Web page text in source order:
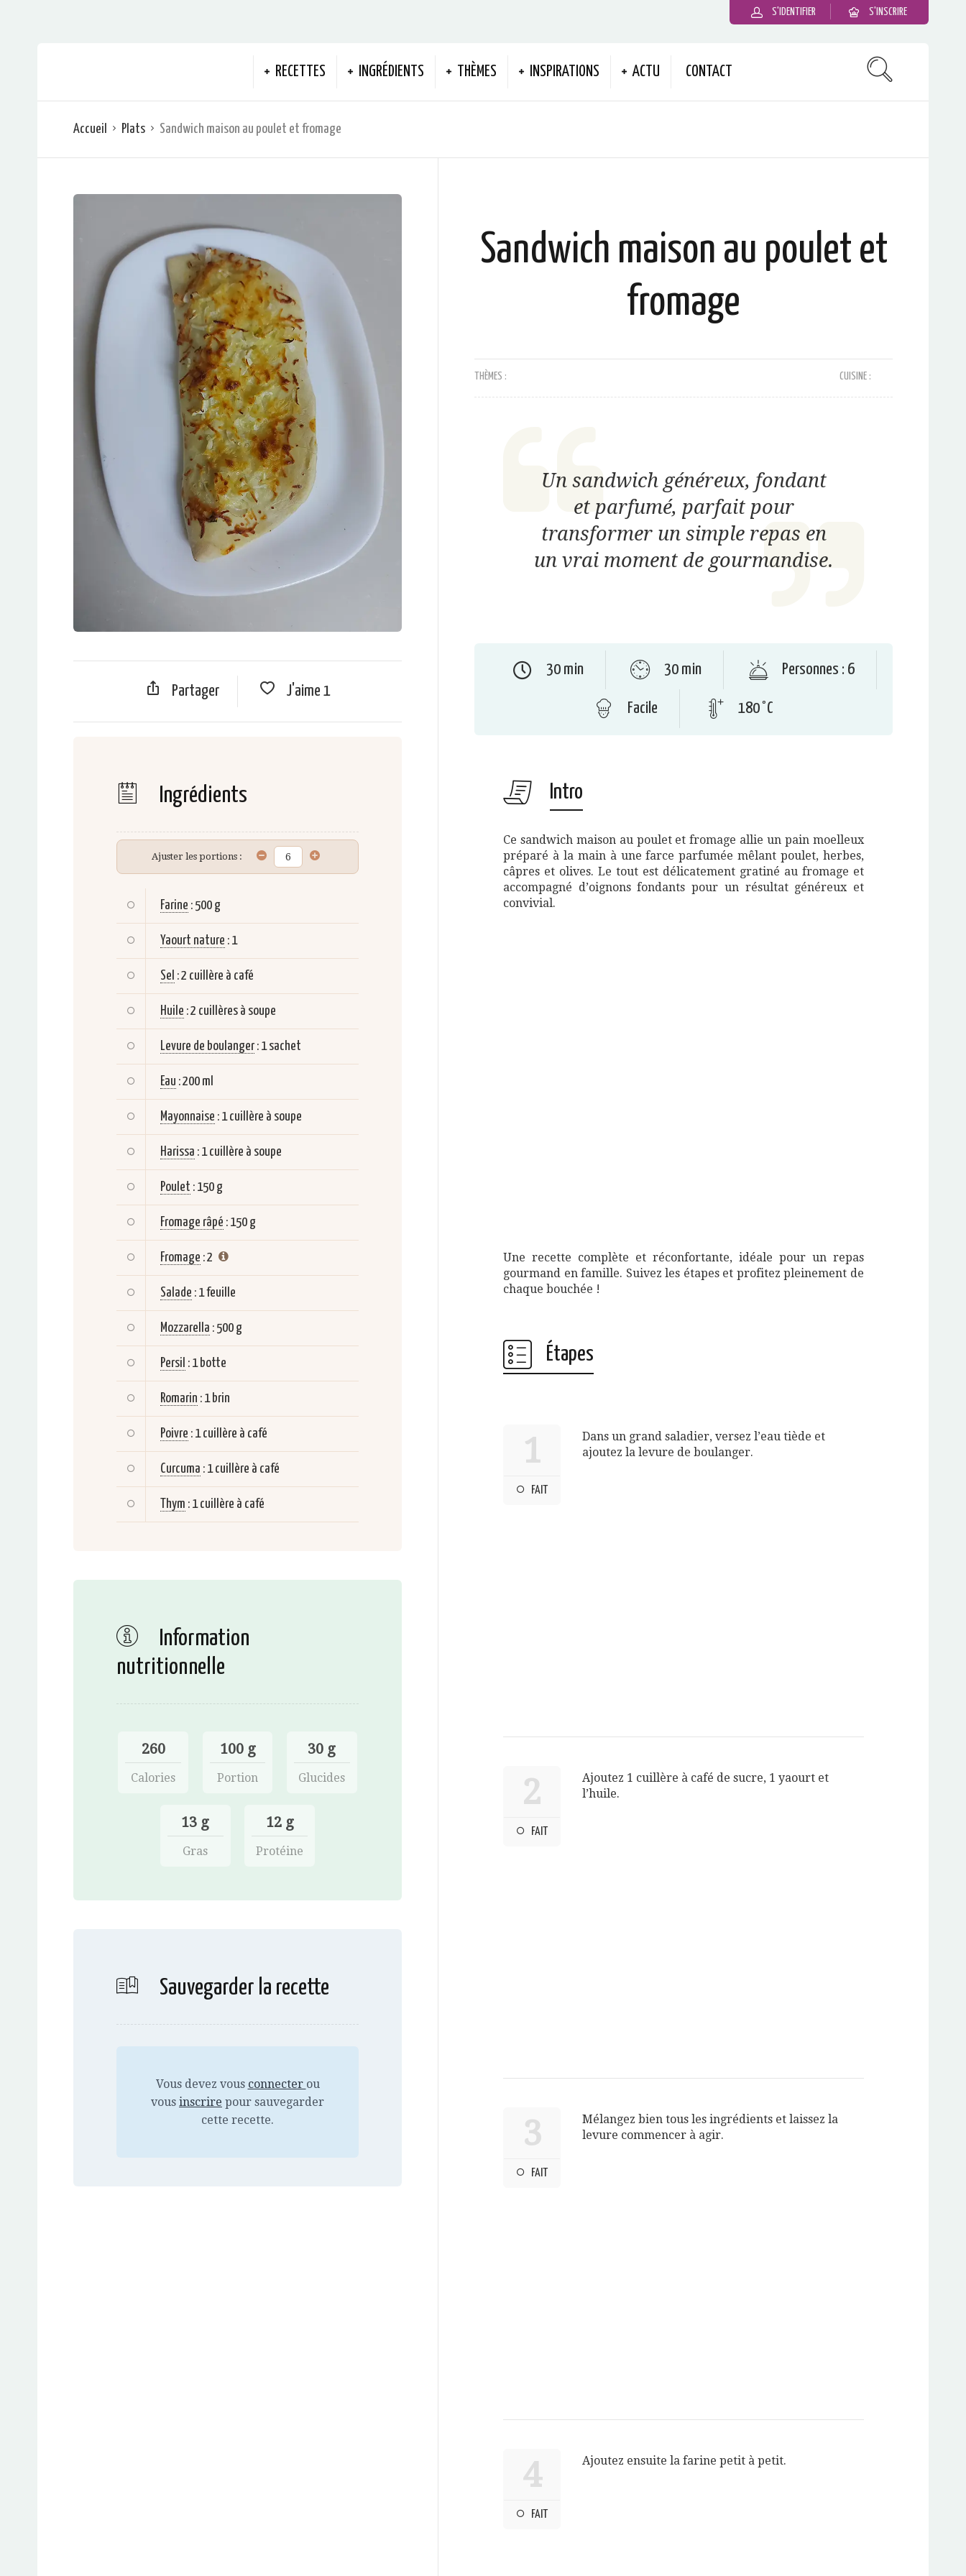
S'IDENTIFIER S'INSCRIRE
RECETTES INGRÉDIENTS THÈMES INSPIRATIONS ACTU CONTACT
Accueil Plats Sandwich maison au poulet et fromage
Partager J'aime 1
Ingrédients
Ajuster les portions :
Farine : 500 g
Yaourt nature : 1
Sel :2 cuillère à café
Huile :2 cuillères à soupe
Levure de boulanger : 1 sachet
Eau :200 ml
Mayonnaise : 1 cuillère à soupe
Harissa : 1 cuillère à soupe
Poulet : 150 g
Fromage râpé : 150 g
Fromage :2
Salade : 1 feuille
Mozzarella : 500 g
Persil : 1 botte
Romarin : 1 brin
Poivre : 1 cuillère à café
Curcuma : 1 cuillère à café
Thym : 1 cuillère à café
Information
nutritionnelle
260
Calories
100 g
Portion
30 g
Glucides
13 g
Gras
12 g
Protéine
Sauvegarder la recette
Vous devez vous connecter ou
vous inscrire pour sauvegarder
cette recette.
Sandwich maison au poulet et
fromage
THÈMES : CUISINE :
Un sandwich généreux, fondant
et parfumé, parfait pour
transformer un simple repas en
un vrai moment de gourmandise.
30 min 30 min Personnes : 6
Facile 180 °C
Intro
Ce sandwich maison au poulet et fromage allie un pain moelleux
préparé à la main à une farce parfumée mêlant poulet, herbes,
câpres et olives. Le tout est délicatement gratiné au fromage et
accompagné d’oignons fondants pour un résultat généreux et
convivial.
Une recette complète et réconfortante, idéale pour un repas
gourmand en famille. Suivez les étapes et profitez pleinement de
chaque bouchée !
Étapes
1
FAIT
Dans un grand saladier, versez l’eau tiède et
ajoutez la levure de boulanger.
2
FAIT
Ajoutez 1 cuillère à café de sucre, 1 yaourt et
l’huile.
3
FAIT
Mélangez bien tous les ingrédients et laissez la
levure commencer à agir.
4
FAIT
Ajoutez ensuite la farine petit à petit.